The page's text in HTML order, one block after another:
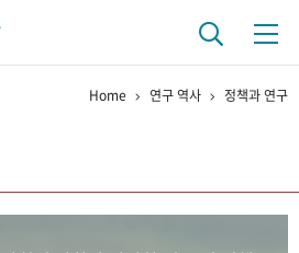
Home 연구 역사 정책과 연구